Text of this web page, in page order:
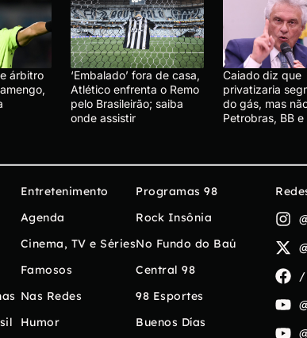
árbitro
‘Embalado’ fora de casa,
Atlético enfrenta o Remo
pelo Brasileirão; saiba
onde assistir
Caiado diz que
privatizaria
do gás, mas
Petrobras, BB e
Entretenimento
Agenda
Cinema, TV e Séries
Famosos
Nas Redes
Humor
Programas 98
Rock Insônia
No Fundo do Baú
Central 98
98 Esportes
Buenos Días
/